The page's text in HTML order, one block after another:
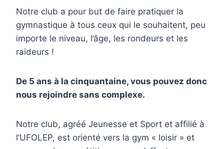
Notre club a pour but de faire pratiquer la
gymnastique à tous ceux qui le souhaitent, peu
importe le niveau, l’âge, les rondeurs et les
raideurs !
De 5 ans à la cinquantaine, vous pouvez donc
nous rejoindre sans complexe.
Notre club, agréé Jeunesse et Sport et affilié à
l’UFOLEP, est orienté vers la gym « loisir » et